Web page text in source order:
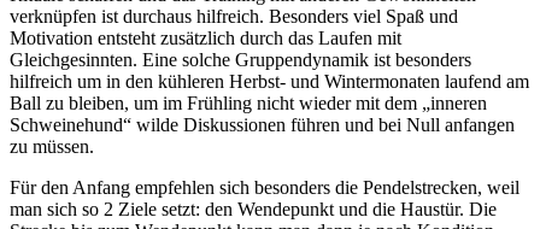
verknüpfen ist durchaus hilfreich. Besonders viel Spaß und
Motivation entsteht zusätzlich durch das Laufen mit
Gleichgesinnten. Eine solche Gruppendynamik ist besonders
hilfreich um in den kühleren Herbst- und Wintermonaten laufend am
Ball zu bleiben, um im Frühling nicht wieder mit dem „inneren
Schweinehund“ wilde Diskussionen führen und bei Null anfangen
zu müssen.
Für den Anfang empfehlen sich besonders die Pendelstrecken, weil
man sich so 2 Ziele setzt: den Wendepunkt und die Haustür. Die